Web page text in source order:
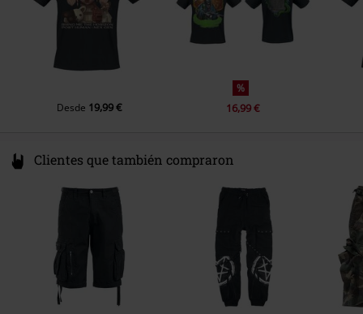
Bolsillos
Sin bolsillos
Negro
Desde 19,99 €
%
16,99 €
Clientes que también compraron